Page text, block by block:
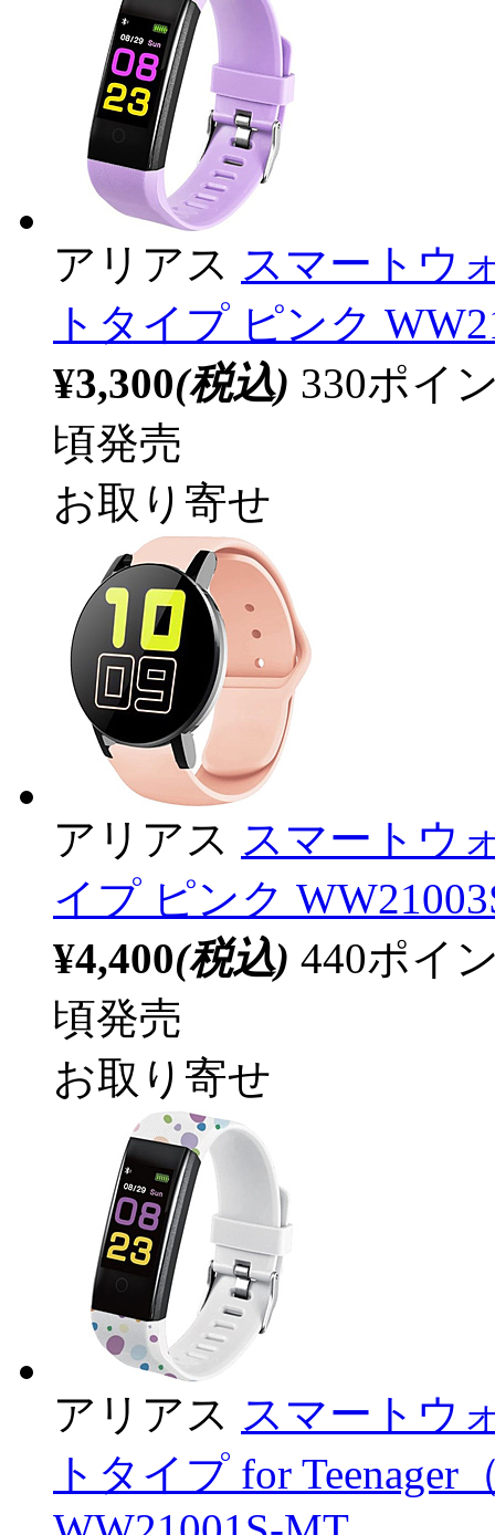
アリアス スマートウ
トタイプ ピンク
¥3,300(税込) 330ポイ
頃発売
お取り寄せ
アリアス スマートウ
イプ ピンク
¥4,400(税込) 440ポイ
頃発売
お取り寄せ
アリアス スマートウ
トタイプ for